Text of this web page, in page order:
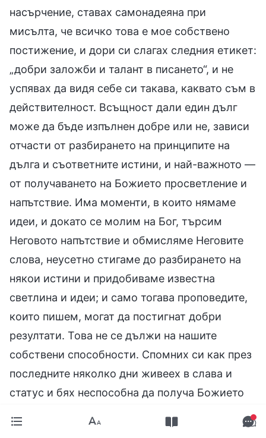
насърчение, ставах самонадеяна при
мисълта, че всичко това е мое собствено
постижение, и дори си слагах следния етикет:
„добри заложби и талант в писането“, и не
успявах да видя себе си такава, каквато съм в
действителност. Всъщност дали един дълг
може да бъде изпълнен добре или не, зависи
отчасти от разбирането на принципите на
дълга и съответните истини, и най-важното —
от получаването на Божието просветление и
напътствие. Има моменти, в които нямаме
идеи, и докато се молим на Бог, търсим
Неговото напътствие и обмисляме Неговите
слова, неусетно стигаме до разбирането на
някои истини и придобиваме известна
светлина и идеи; и само тогава проповедите,
които пишем, могат да постигнат добри
резултати. Това не се дължи на нашите
собствени способности. Спомних си как през
последните няколко дни живеех в слава и
статус и бях неспособна да получа Божието
полагах усилия да пиша, умът ми беше като